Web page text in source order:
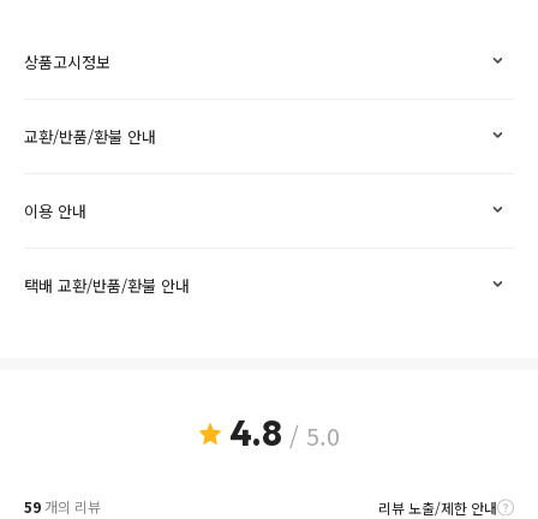
상품고시정보
교환/반품/환불 안내
이용 안내
택배 교환/반품/환불 안내
4.8 / 5.0
59개의 리뷰 리뷰 노출/제한 안내